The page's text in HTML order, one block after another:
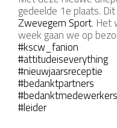
gedeelde 1e plaats.
Zwevegem Sport. Het
week gaan we op
#kscw_fanion
#attitudeiseverything
#nieuwjaarsreceptie
#bedanktpartners
#bedanktmedewerkers
#leider